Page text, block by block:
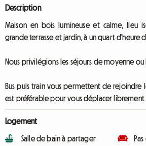
Description
Maison en bois lumineuse et calme, lieu
grande terrasse et jardin, à un quart d'heure
Nous privilégions les séjours de moyenne
Bus puis train vous permettent de rejoindre
est préférable pour vous déplacer librement
Logement
Salle de bain à partager